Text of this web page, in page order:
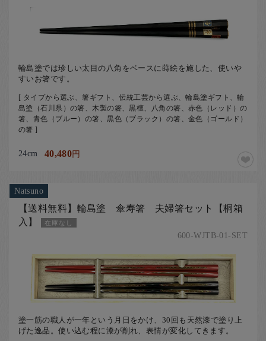
輪島塗では珍しい太目の八角をベースに蒔絵を施した、使いや
すいお箸です。
[ タイプから選ぶ、箸ギフト、伝統工芸から選ぶ、輪島塗ギフト、輪
島塗（石川県）の箸、木製の箸、黒檀、八角の箸、赤色（レッド）の
箸、青色（ブルー）の箸、黒色（ブラック）の箸、金色（ゴールド）
の箸 ]
24cm 40,480円
Natsuno
【送料無料】輪島塗 傘寿箸 夫婦箸セット【桐箱
入】
在庫なし
600-WJTB-01-SET
塗一筋の職人が一年という月日をかけ、30回も天然漆で塗り上
げた逸品。使い込む程に漆が削れ、表情が変化してきます。